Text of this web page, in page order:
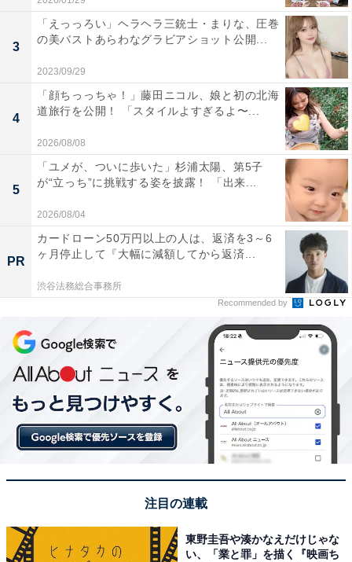
3
「えっっろい」ヘラヘラ三銃士・まりな、圧巻
の美バストあらわなグラビアショット公開...
2023/09/29
4
「顔ちっっちゃ！」藤田ニコル、娘と初の北海
道旅行を公開！ 「スタイルよすぎるよ〜...
2026/08/08
5
「ユメが、ついに歩いた」杉浦太陽、第5子
が“立っち”に挑戦する姿を披露！ 「出来...
2026/08/04
PR
カードローン50万円以上の人は、返済を3～6
ヶ月停止して『大幅に減額してから返済...
渋谷法務総合事務所
Recommended by
注目の連載
東野圭吾や湊かなえだけじゃな
い、「業と罪」を描く『映画ち